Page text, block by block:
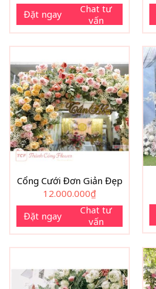
Đặt ngay
Chat tư
vấn
Cổng Cưới Đơn Giản Đẹp
12.000.000₫
Đặt ngay
Chat tư
vấn